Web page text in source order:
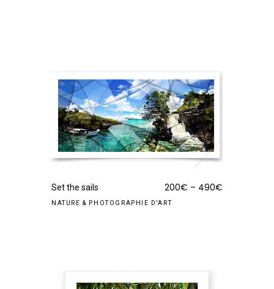
Set the sails 200€ – 490€
NATURE & PHOTOGRAPHIE D'ART